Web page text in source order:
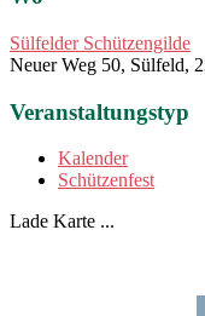
Sülfelder Schützengilde
Neuer Weg 50, Sülfeld,
Veranstaltungstyp
Kalender
Schützenfest
Lade Karte ...